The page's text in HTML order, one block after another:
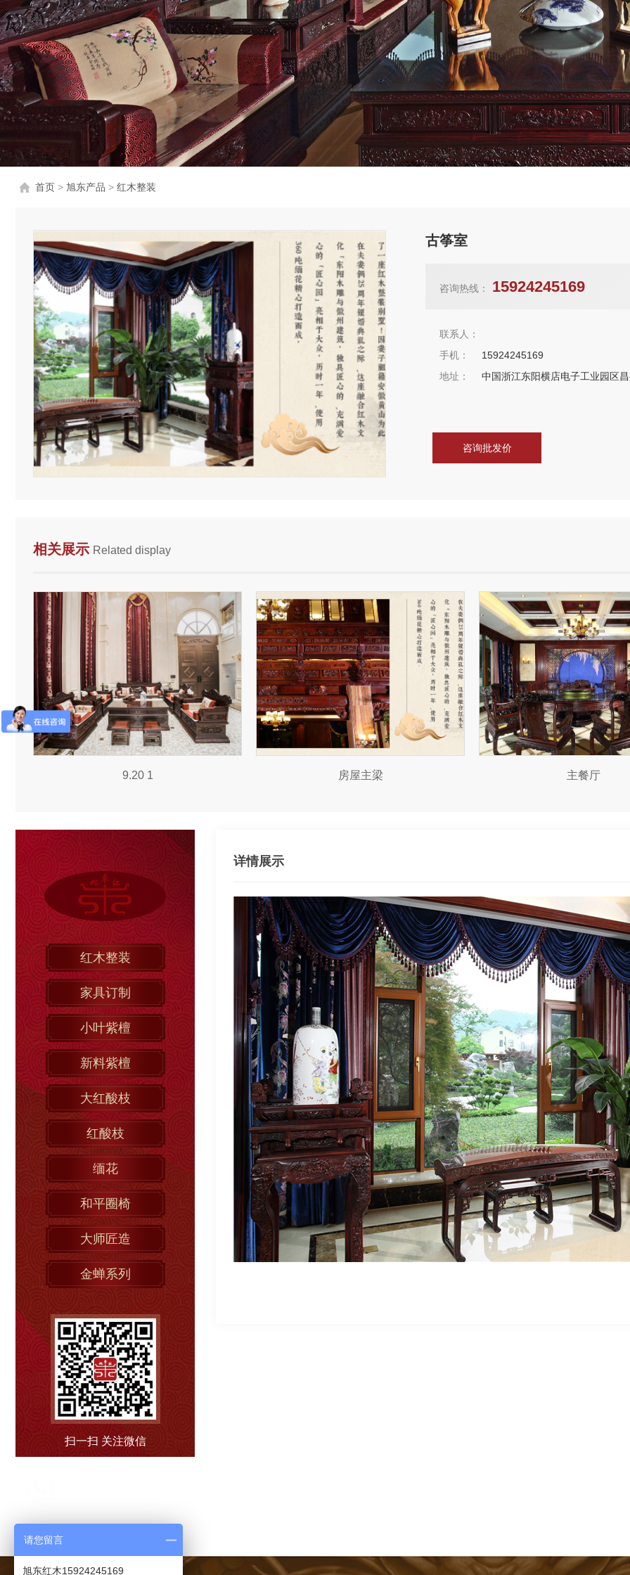
首页 > 旭东产品 > 红木整装
古筝室
咨询热线： 15924245169
联系人：
手机：
15924245169
地址：
中国浙江东阳横店电子工业园区
咨询批发价
相关展示 Related display
9.20 1 房屋主梁 主餐厅
红木整装
家具订制
小叶紫檀
新料紫檀
大红酸枝
红酸枝
缅花
和平圈椅
大师匠造
金蝉系列
扫一扫 关注微信
详情展示
请您留言
旭东红木15924245169